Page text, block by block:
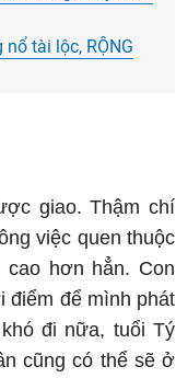
tài lộc, RỘNG
giao. Thậm chí
việc quen thuộc
hơn hẳn. Con
điểm để mình phát
đi nữa, tuổi Tý
cũng có thể sẽ ở